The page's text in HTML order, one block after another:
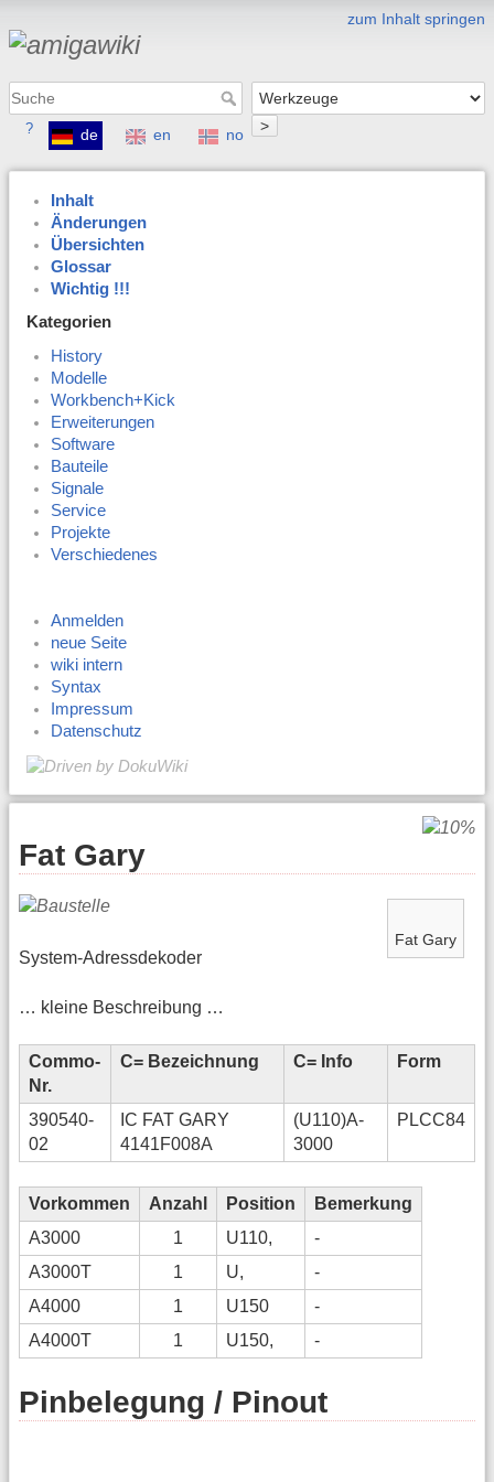
zum Inhalt springen
>
? de en no
Inhalt
Änderungen
Übersichten
Glossar
Wichtig !!!
Kategorien
History
Modelle
Workbench+Kick
Erweiterungen
Software
Bauteile
Signale
Service
Projekte
Verschiedenes
Anmelden
neue Seite
wiki intern
Syntax
Impressum
Datenschutz
Fat Gary
Fat Gary
System-Adressdekoder
… kleine Beschreibung …
Commo-
Nr.
C= Bezeichnung C= Info Form
390540-
02
IC FAT GARY
4141F008A
(U110)A-
3000
PLCC84
Vorkommen Anzahl Position
Bemerkung
A3000
1 U110,
-
A3000T
1 U,
-
A4000
1 U150
-
A4000T
1 U150, -
Pinbelegung / Pinout